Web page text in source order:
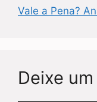
Vale a Pena?
Deixe